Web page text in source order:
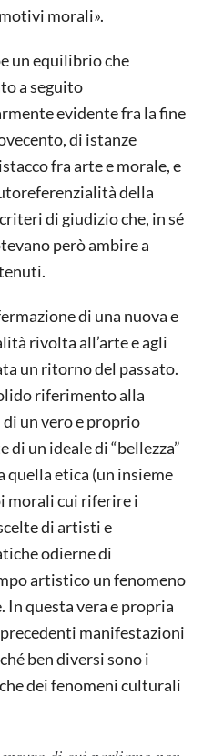
morali».
un equilibrio che
a seguito
evidente fra la fine
di istanze
fra arte e morale, e
della
di giudizio che, in sé
però ambire a
di una nuova e
rivolta all’arte e agli
un ritorno del passato.
riferimento alla
un vero e proprio
di un ideale di “bellezza”
quella etica (un insieme
morali cui riferire i
di artisti e
odierne di
artistico un fenomeno
questa vera e propria
manifestazioni
ben diversi sono i
dei fenomeni culturali